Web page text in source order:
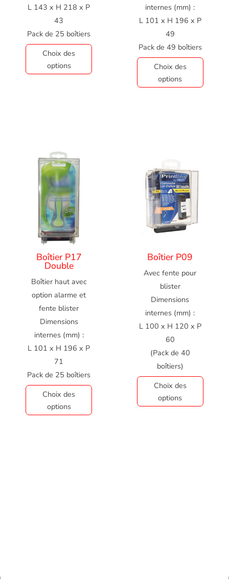
L 143 x H 218 x P
43
Pack de 25 boîtiers
Choix des
options
internes (mm) :
L 101 x H 196 x P
49
Pack de 49 boîtiers
Choix des
options
Boîtier P17
Double
Boîtier haut avec
option alarme et
fente blister
Dimensions
internes (mm) :
L 101 x H 196 x P
71
Pack de 25 boîtiers
Choix des
options
Boîtier P09
Avec fente pour
blister
Dimensions
internes (mm) :
L 100 x H 120 x P
60
(Pack de 40
boîtiers)
Choix des
options